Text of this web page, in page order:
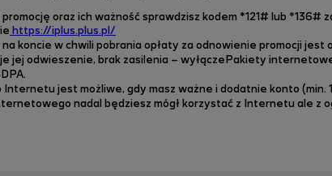
oraz ich ważność sprawdzisz kodem *121# lub *136#
https://iplus.plus.pl/
koncie w chwili pobrania opłaty za odnowienie promocji jest
jej odwieszenie, brak zasilenia – wyłączePakiety
jest możliwe, gdy masz ważne i dodatnie konto (min.
nadal będziesz mógł korzystać z Internetu ale z